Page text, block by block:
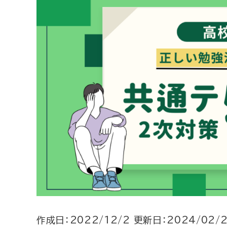
作成日： 2022/12/2 更新日： 2024/02/